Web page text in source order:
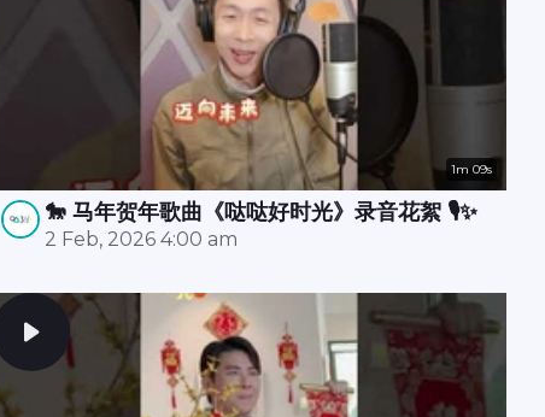
1m 09s
🐎 马年贺年歌曲《哒哒好时光》录音花絮 🎙️✨
2 Feb, 2026 4:00 am